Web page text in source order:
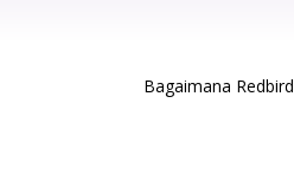
Bagaimana